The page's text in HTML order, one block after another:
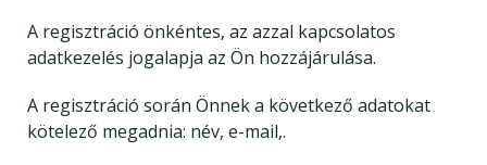
A regisztráció önkéntes, az azzal kapcsolatos
adatkezelés jogalapja az Ön hozzájárulása.
A regisztráció során Önnek a következő adatokat
kötelező megadnia: név, e-mail,.